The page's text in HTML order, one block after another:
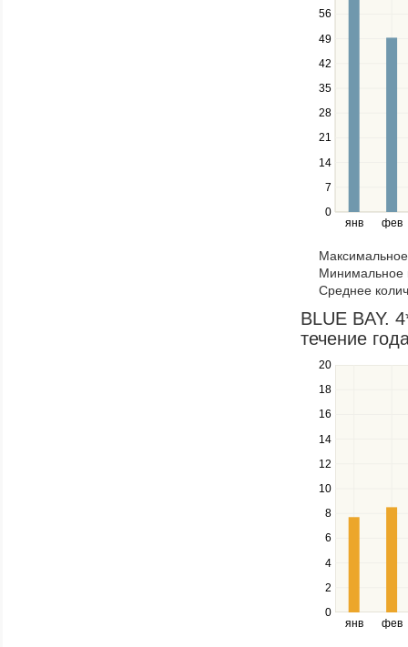
янв фев
0
7
14
21
28
35
42
49
56
and
down
to
navigate
series.
Use
the
and
right
navigate
through
items
in
a
series.
Минимальное
Среднее
BLUE BAY.
течение
янв фев
0
2
4
6
8
10
12
14
16
18
20
Use
the
and
down
to
navigate
series.
Use
the
and
right